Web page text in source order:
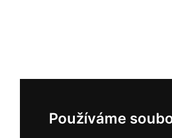
Používáme